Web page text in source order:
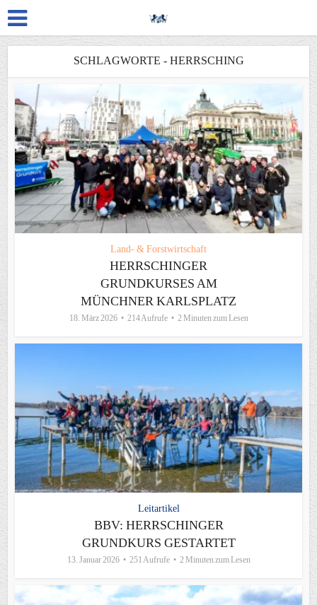
SCHLAGWORTE - HERRSCHING
Land- & Forstwirtschaft
HERRSCHINGER
GRUNDKURSES AM
MÜNCHNER KARLSPLATZ
18. März 2026 214 Aufrufe 2 Minuten zum Lesen
Leitartikel
BBV: HERRSCHINGER
GRUNDKURS GESTARTET
13. Januar 2026 251 Aufrufe 2 Minuten zum Lesen